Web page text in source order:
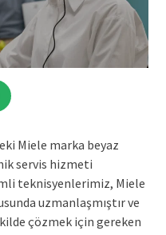
Miele marka beyaz
servis hizmeti
teknisyenlerimiz, Miele
uzmanlaşmıştır ve
çözmek için gereken